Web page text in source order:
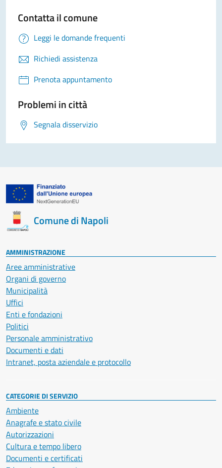
Contatta il comune
Leggi le domande frequenti
Richiedi assistenza
Prenota appuntamento
Problemi in città
Segnala disservizio
Comune di Napoli
AMMINISTRAZIONE
Aree amministrative
Organi di governo
Municipalità
Uffici
Enti e fondazioni
Politici
Personale amministrativo
Documenti e dati
Intranet, posta aziendale e protocollo
CATEGORIE DI SERVIZIO
Ambiente
Anagrafe e stato civile
Autorizzazioni
Cultura e tempo libero
Documenti e certificati